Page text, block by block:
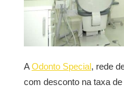
AOdonto Special, rede
com desconto na taxa